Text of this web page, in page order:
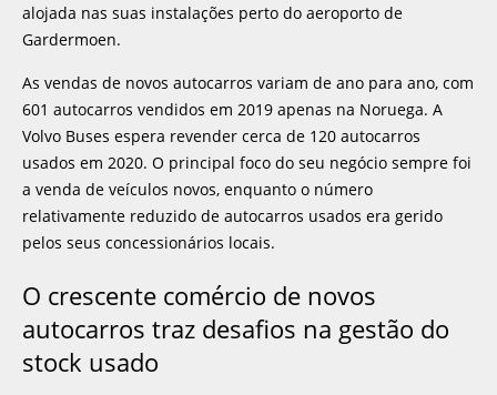
alojada nas suas instalações perto do aeroporto de
Gardermoen.
As vendas de novos autocarros variam de ano para ano, com
601 autocarros vendidos em 2019 apenas na Noruega. A
Volvo Buses espera revender cerca de 120 autocarros
usados em 2020. O principal foco do seu negócio sempre foi
a venda de veículos novos, enquanto o número
relativamente reduzido de autocarros usados era gerido
pelos seus concessionários locais.
O crescente comércio de novos
autocarros traz desafios na gestão do
stock usado